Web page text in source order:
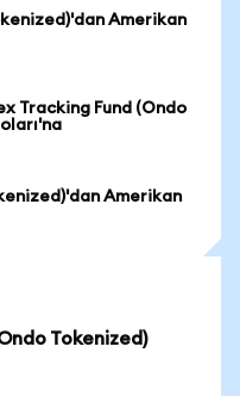
Amerikan
Tracking Fund (Ondo
Amerikan
Tokenized)